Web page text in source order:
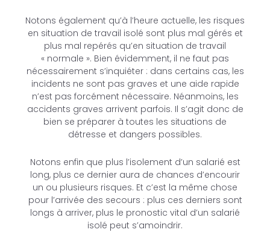
Notons également qu’à l’heure actuelle, les risques
en situation de travail isolé sont plus mal gérés et
plus mal repérés qu’en situation de travail
« normale ». Bien évidemment, il ne faut pas
nécessairement s’inquiéter : dans certains cas, les
incidents ne sont pas graves et une aide rapide
n’est pas forcément nécessaire. Néanmoins, les
accidents graves arrivent parfois. Il s’agit donc de
bien se préparer à toutes les situations de
détresse et dangers possibles.
Notons enfin que plus l’isolement d’un salarié est
long, plus ce dernier aura de chances d’encourir
un ou plusieurs risques. Et c’est la même chose
pour l’arrivée des secours : plus ces derniers sont
longs à arriver, plus le pronostic vital d’un salarié
isolé peut s’amoindrir.